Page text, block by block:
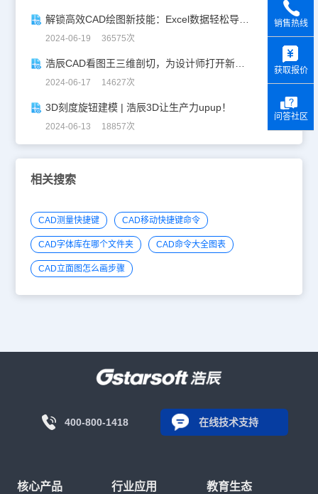
解锁高效CAD绘图新技能：Excel数据轻松导入CAD
2024-06-19 36575次
浩辰CAD看图王三维剖切，为设计师打开新世界的大门！
2024-06-17 14627次
3D刻度旋钮建模 | 浩辰3D让生产力upup！
2024-06-13 18857次
相关搜索
CAD测量快捷键 CAD移动快捷键命令
CAD字体库在哪个文件夹 CAD命令大全图表
CAD立面图怎么画步骤
400-800-1418 在线技术支持
核心产品 行业应用 教育生态
销售热线
获取报价
问答社区